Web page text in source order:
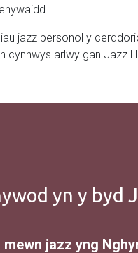
jazz personol y
cynnwys arlwy gan Jazz
yn y byd
jazz yng